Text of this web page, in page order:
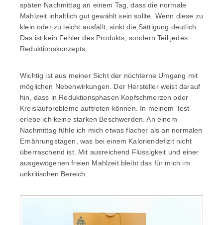
späten Nachmittag an einem Tag, dass die normale
Mahlzeit inhaltlich gut gewählt sein sollte. Wenn diese zu
klein oder zu leicht ausfällt, sinkt die Sättigung deutlich.
Das ist kein Fehler des Produkts, sondern Teil jedes
Reduktionskonzepts.
Wichtig ist aus meiner Sicht der nüchterne Umgang mit
möglichen Nebenwirkungen. Der Hersteller weist darauf
hin, dass in Reduktionsphasen Kopfschmerzen oder
Kreislaufprobleme auftreten können. In meinem Test
erlebe ich keine starken Beschwerden. An einem
Nachmittag fühle ich mich etwas flacher als an normalen
Ernährungstagen, was bei einem Kaloriendefizit nicht
überraschend ist. Mit ausreichend Flüssigkeit und einer
ausgewogenen freien Mahlzeit bleibt das für mich im
unkritischen Bereich.